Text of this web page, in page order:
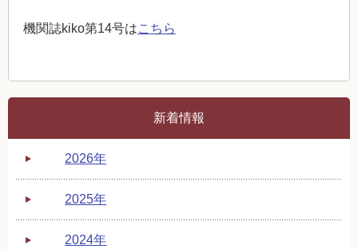
機関誌kiko第14号はこちら
新着情報
2026年
2025年
2024年